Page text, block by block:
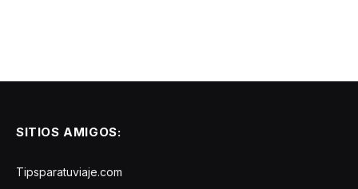
SITIOS AMIGOS:
Tipsparatuviaje.com